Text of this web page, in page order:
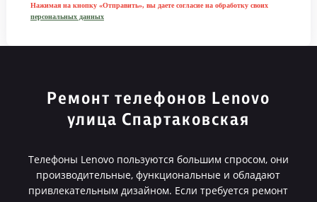
Нажимая на кнопку «Отправить», вы даете согласие на обработку своих
персональных данных
Ремонт телефонов Lenovo
улица Спартаковская
Телефоны Lenovo пользуются большим спросом, они
производительные, функциональные и обладают
привлекательным дизайном. Если требуется ремонт